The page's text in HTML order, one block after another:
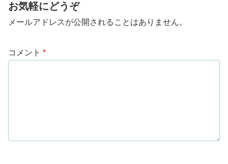
お気軽にどうぞ
メールアドレスが公開されることはありません。
コメント *